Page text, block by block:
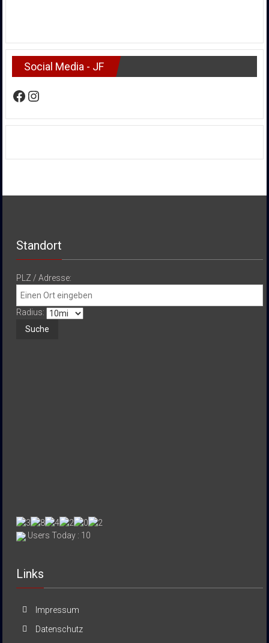
Social Media - JF
Facebook
Instagram
Standort
PLZ / Adresse:
Radius:
Users Today : 10
Links
Impressum
Datenschutz